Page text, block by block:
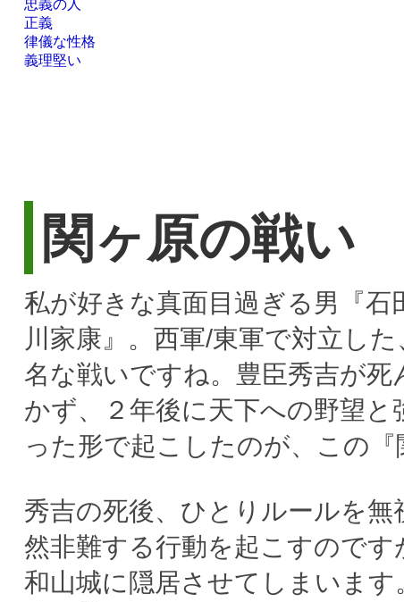
忠義の人
正義
律儀な性格
義理堅い
関ヶ原の戦い
私が好きな真面目過ぎる男『
川家康』。西軍/東軍で対立し
名な戦いですね。豊臣秀吉が
かず、２年後に天下への野望
った形で起こしたのが、この『
秀吉の死後、ひとりルールを
然非難する行動を起こすので
和山城に隠居させてしまいま